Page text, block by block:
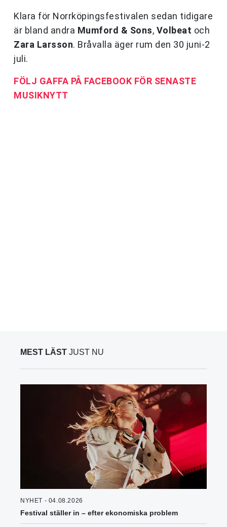
Klara för Norrköpingsfestivalen sedan tidigare
är bland andra Mumford & Sons, Volbeat och
Zara Larsson. Bråvalla äger rum den 30 juni-2
juli.
FÖLJ GAFFA PÅ FACEBOOK FÖR SENASTE
MUSIKNYTT
MEST LÄST JUST NU
NYHET - 04.08.2026
Festival ställer in – efter ekonomiska problem